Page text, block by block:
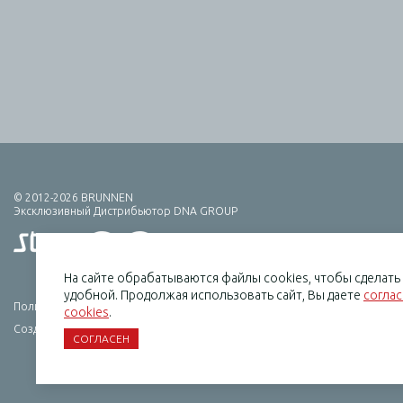
© 2012-2026 BRUNNEN
Эксклюзивный Дистрибьютор DNA GROUP
Политика конфиденциальности
Создание сайта — HCube
На сайте обрабатываются файлы cookies, чтобы
удобной. Продолжая использовать сайт, Вы даете
cookies.
СОГЛАСЕН